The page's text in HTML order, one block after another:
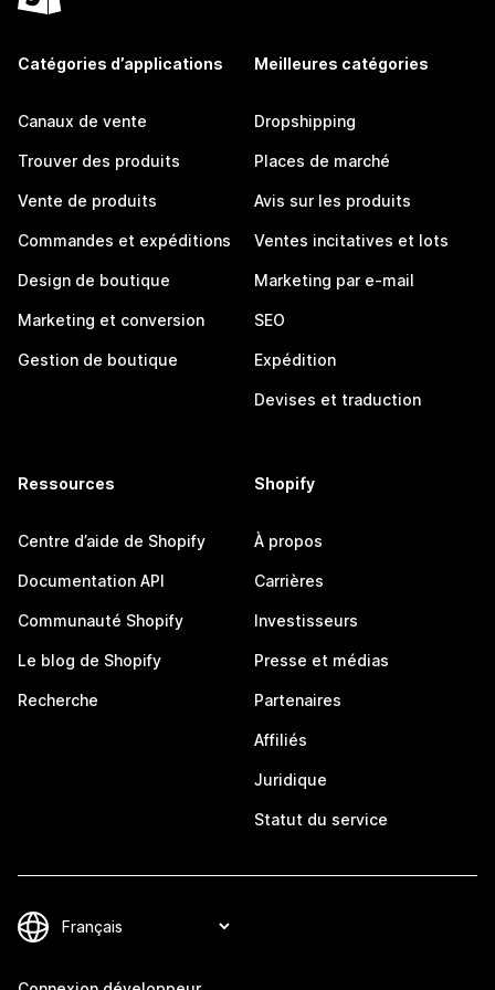
Catégories d’applications
Canaux de vente
Trouver des produits
Vente de produits
Commandes et expéditions
Design de boutique
Marketing et conversion
Gestion de boutique
Meilleures catégories
Dropshipping
Places de marché
Avis sur les produits
Ventes incitatives et lots
Marketing par e-mail
SEO
Expédition
Devises et traduction
Ressources
Centre d’aide de Shopify
Documentation API
Communauté Shopify
Le blog de Shopify
Recherche
Shopify
À propos
Carrières
Investisseurs
Presse et médias
Partenaires
Affiliés
Juridique
Statut du service